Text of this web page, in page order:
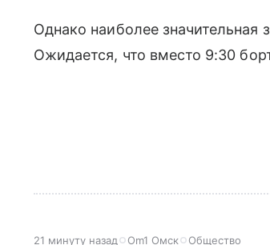
Однако наиболее
Ожидается, что вместо 9:30
21 минуту назад Om1 Омск Общество